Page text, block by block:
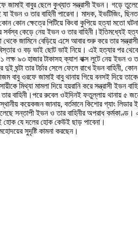
বাবুর ছেলে কুখ্যাত সন্ত্রাসী ইভন। গড়ে
তার বাহিনী পারেনা। মাদক, ইভটিজিং,
কোন ক্ষেত্রে পিটিয়ে কিংবা কুপিয়ে হত্যা মতো
কেড়ে নেয় ইভন ও তার
জামিনে বেড়িয়ে এসে আবার শুরু করে তার
ও বড় ভাই ছোট ভাই নিয়ে। এই হত্যার পর
লক্ষ ৯৩ হাজার টাকাসহ ক্যাশ বাক্স লুটে নেয়
ঘন্টা তার টর্চার সেলে ফেলে রাখে ইভন
ওরফে জামাই বাবু থানায় গিয়ে বনসই দিয়ে
মিথ্যা মামলা দিয়ে হয়রানি করে সন্ত্রাসী ইভন
বাহিনী।পরে রুবেল ওইদিনই ফতুল্লায় থানায়
কয়েকজন জানায়, বর্তমানে কিশোর গ্যাং লিডার
সন্তাপী ইভন ও তার বাহিনীর অপরাধ
যে দলের হোক কেউই ছাড় পাবেনা।
সুদৃষ্টি কামনা করছেন।